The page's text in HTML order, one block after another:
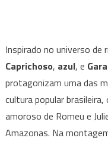
Inspirado no universo de
Caprichoso, azul, e
protagonizam uma das
cultura popular
amoroso de Romeu e
Amazonas. Na